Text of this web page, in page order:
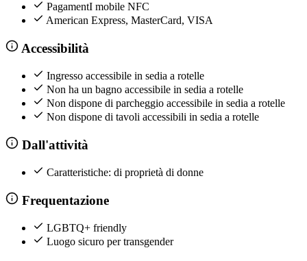
PagamentI mobile NFC
American Express, MasterCard, VISA
Accessibilità
Ingresso accessibile in sedia a rotelle
Non ha un bagno accessibile in sedia a rotelle
Non dispone di parcheggio accessibile in sedia a rotelle
Non dispone di tavoli accessibili in sedia a rotelle
Dall'attività
Caratteristiche: di proprietà di donne
Frequentazione
LGBTQ+ friendly
Luogo sicuro per transgender